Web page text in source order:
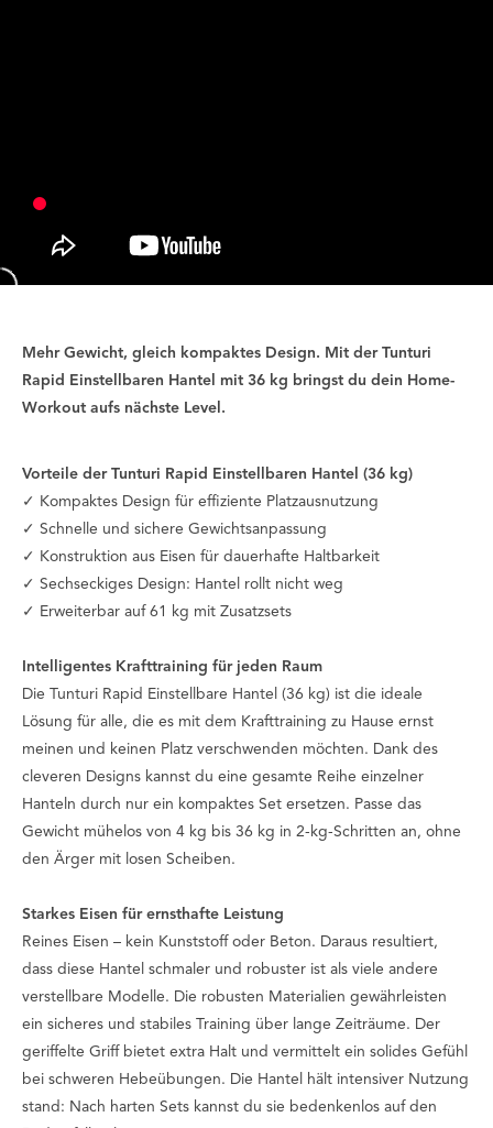
Mehr Gewicht, gleich kompaktes Design. Mit der Tunturi
Rapid Einstellbaren Hantel mit 36 kg bringst du dein Home-
Workout aufs nächste Level.
Vorteile der Tunturi Rapid Einstellbaren Hantel (36 kg)
✓ Kompaktes Design für effiziente Platzausnutzung
✓ Schnelle und sichere Gewichtsanpassung
✓ Konstruktion aus Eisen für dauerhafte Haltbarkeit
✓ Sechseckiges Design: Hantel rollt nicht weg
✓ Erweiterbar auf 61 kg mit Zusatzsets
Intelligentes Krafttraining für jeden Raum
Die Tunturi Rapid Einstellbare Hantel (36 kg) ist die ideale
Lösung für alle, die es mit dem Krafttraining zu Hause ernst
meinen und keinen Platz verschwenden möchten. Dank des
cleveren Designs kannst du eine gesamte Reihe einzelner
Hanteln durch nur ein kompaktes Set ersetzen. Passe das
Gewicht mühelos von 4 kg bis 36 kg in 2-kg-Schritten an, ohne
den Ärger mit losen Scheiben.
Starkes Eisen für ernsthafte Leistung
Reines Eisen – kein Kunststoff oder Beton. Daraus resultiert,
dass diese Hantel schmaler und robuster ist als viele andere
verstellbare Modelle. Die robusten Materialien gewährleisten
ein sicheres und stabiles Training über lange Zeiträume. Der
geriffelte Griff bietet extra Halt und vermittelt ein solides Gefühl
bei schweren Hebeübungen. Die Hantel hält intensiver Nutzung
stand: Nach harten Sets kannst du sie bedenkenlos auf den